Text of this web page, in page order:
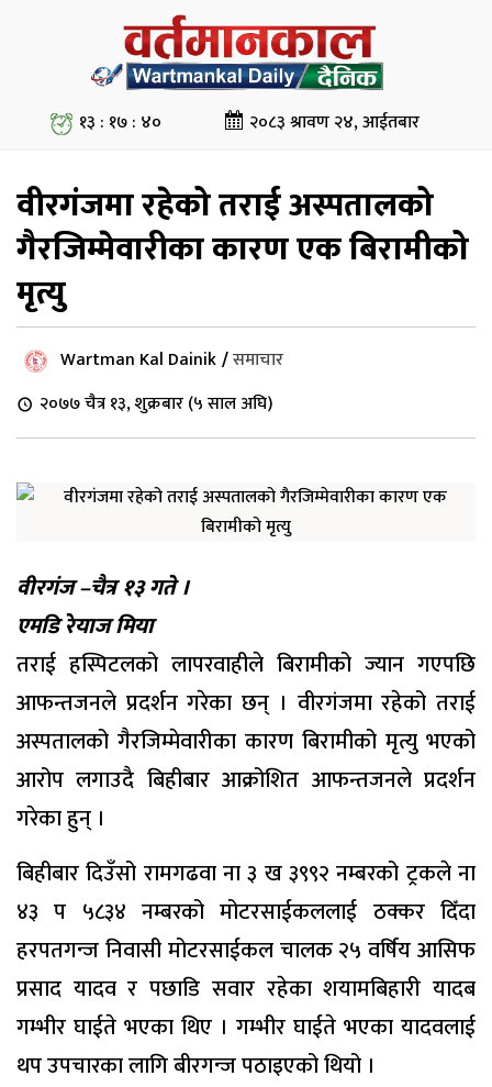
१३ : १७ : ४० २०८३ श्रावण २४, आईतबार
वीरगंजमा रहेको तराई अस्पतालको
गैरजिम्मेवारीका कारण एक बिरामीको
मृत्यु
Wartman Kal Dainik/समाचार
२०७७ चैत्र १३, शुक्रबार (५ साल अघि)
वीरगंज –चैत्र १३ गते ।
एमडि रेयाज मिया
तराई हस्पिटलको लापरवाहीले बिरामीको ज्यान गएपछि
आफन्तजनले प्रदर्शन गरेका छन् । वीरगंजमा रहेको तराई
अस्पतालको गैरजिम्मेवारीका कारण बिरामीको मृत्यु भएको
आरोप लगाउदै बिहीबार आक्रोशित आफन्तजनले प्रदर्शन
गरेका हुन् ।
बिहीबार दिउँसो रामगढवा ना ३ ख ३९९२ नम्बरको ट्रकले ना
४३ प ५८३४ नम्बरको मोटरसाईकललाई ठक्कर दिँदा
हरपतगन्ज निवासी मोटरसाईकल चालक २५ वर्षिय आसिफ
प्रसाद यादव र पछाडि सवार रहेका शयामबिहारी यादब
गम्भीर घाईते भएका थिए । गम्भीर घाईते भएका यादवलाई
थप उपचारका लागि बीरगन्ज पठाइएको थियो ।